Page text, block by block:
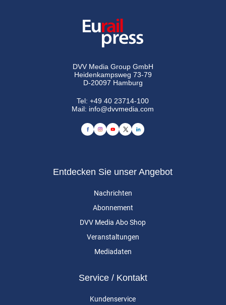
DVV Media Group GmbH
Heidenkampsweg 73-79
D-20097 Hamburg
Tel:+49 40 23714-100
Mail: info@dvvmedia.com
Entdecken Sie unser Angebot
Nachrichten
Abonnement
DVV Media Abo Shop
Veranstaltungen
Mediadaten
Service / Kontakt
Kundenservice